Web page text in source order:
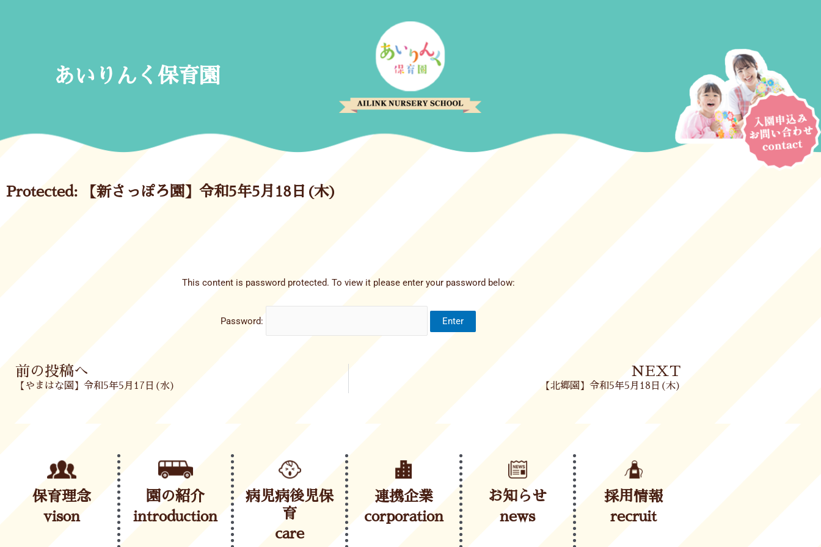
あいりんく保育園
Protected: 【新さっぽろ園】令和5年5月18日(木)
This content is password protected. To view it please enter your password below:
Password:
Prev
前の投稿へ
【やまはな園】令和5年5月17日(水)
NEXT
【北郷園】令和5年5月18日(木)
保育理念
vison
園の紹介
introduction
病児病後児保
育
care
連携企業
corporation
お知らせ
news
採用情報
recruit